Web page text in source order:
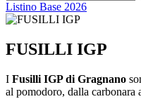
Listino Base 2026
FUSILLI IGP
I Fusilli IGP di Gragnano
al pomodoro, dalla carbonara